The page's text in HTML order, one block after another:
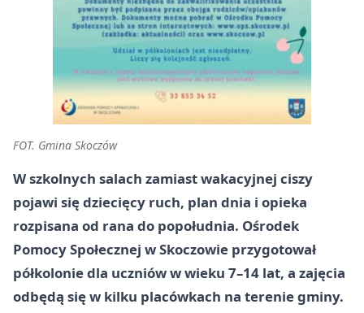
FOT. Gmina Skoczów
W szkolnych salach zamiast wakacyjnej ciszy
pojawi się dziecięcy ruch, plan dnia i opieka
rozpisana od rana do popołudnia. Ośrodek
Pomocy Społecznej w Skoczowie przygotował
półkolonie dla uczniów w wieku 7–14 lat, a zajęcia
odbędą się w kilku placówkach na terenie gminy.